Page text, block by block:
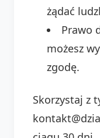
żądać
Prawo
możesz
zgodę.
Skorzystaj z